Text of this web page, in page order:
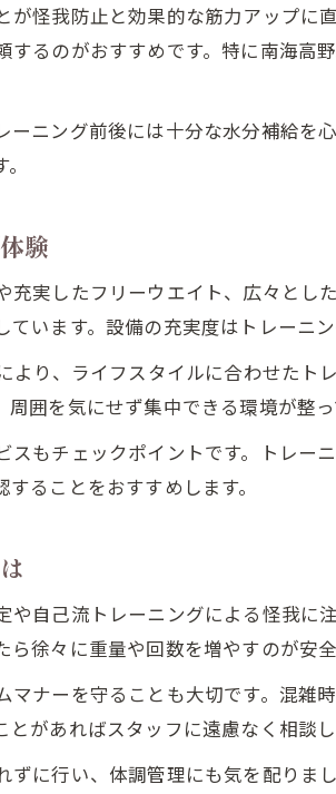
パーソナルジムと一般ジムの違いを知
女性も安心して通えるジムの特徴とは
間使えるジムでダンベルトレーニン
24時間ジムのメリットとダンベル活用法
深夜や早朝も安心のジム設備に注目
ジムでのセキュリティと安全対策の実
ダンベル初心者でも安心のサポート体
ジムライフへダンベル重量選びのポ
ジムで最適なダンベル重量を見極める
腕を鍛えるダンベル重量の選び方ガイ
トレーナーが教えるジムでの重量調整術
ジムのダンベルラインナップをチェック
怪我防止と効果的な筋力アップに
るのがおすすめです。特に南海高
ニング前後には十分な水分補給を
験
実したフリーウエイト、広々とし
います。設備の充実度はトレーニ
り、ライフスタイルに合わせたト
囲を気にせず集中できる環境が整っ
もチェックポイントです。トレー
ることをおすすめします。
自己流トレーニングによる怪我に
徐々に重量や回数を増やすのが安全
ナーを守ることも大切です。混雑
があればスタッフに遠慮なく相談し
に行い、体調管理にも気を配りま